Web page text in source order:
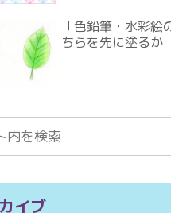
「色鉛筆・水彩絵
ちらを先に塗るか
イブ